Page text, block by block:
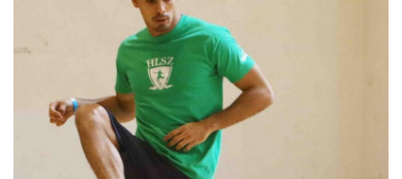
CSAPATOK
MÉRKŐZÉSEK
KLUB
GALÉRIA
SZURKOLÓI ÉLMÉNYEK